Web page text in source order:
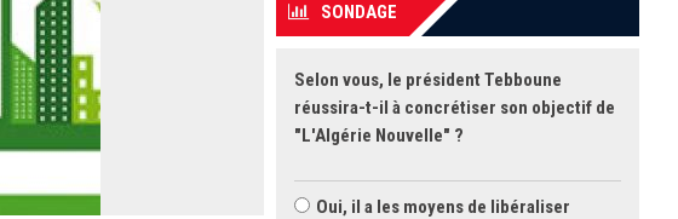
SONDAGE
Selon vous, le président Tebboune
réussira-t-il à concrétiser son objectif de
"L'Algérie Nouvelle" ?
Oui, il a les moyens de libéraliser